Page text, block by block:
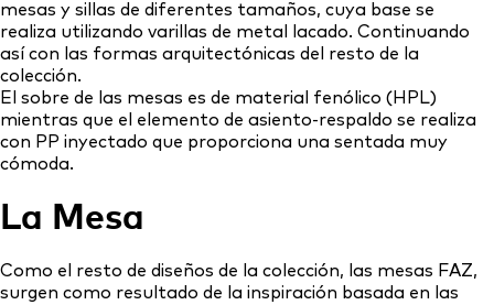
mesas y sillas de diferentes tamaños, cuya base se
realiza utilizando varillas de metal lacado. Continuando
así con las formas arquitectónicas del resto de la
colección.
El sobre de las mesas es de material fenólico (HPL)
mientras que el elemento de asiento-respaldo se realiza
con PP inyectado que proporciona una sentada muy
cómoda.
La Mesa
Como el resto de diseños de la colección, las mesas FAZ,
surgen como resultado de la inspiración basada en las